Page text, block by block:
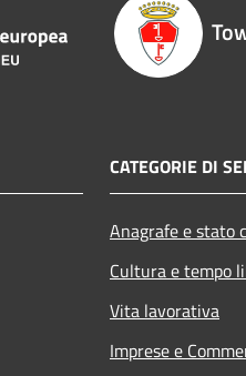
CATEGORIE DI
Anagrafe e stato
Cultura e tempo
Vita lavorativa
Imprese e